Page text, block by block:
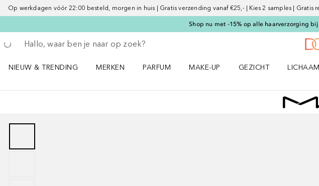
Op werkdagen vóór 22:00 besteld, morgen in huis | Gratis verzending vanaf €25,- | Kies 2 samples | Gratis
Shop nu met -15% op alle haarverzorging
Ga terug
Zoekopdracht uitvoeren
NIEUW & TRENDING
MERKEN
PARFUM
MAKE-UP
GEZICHT
LICHAAM